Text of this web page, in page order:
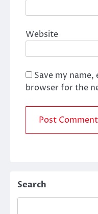
Website
Save my
browser for the
Search